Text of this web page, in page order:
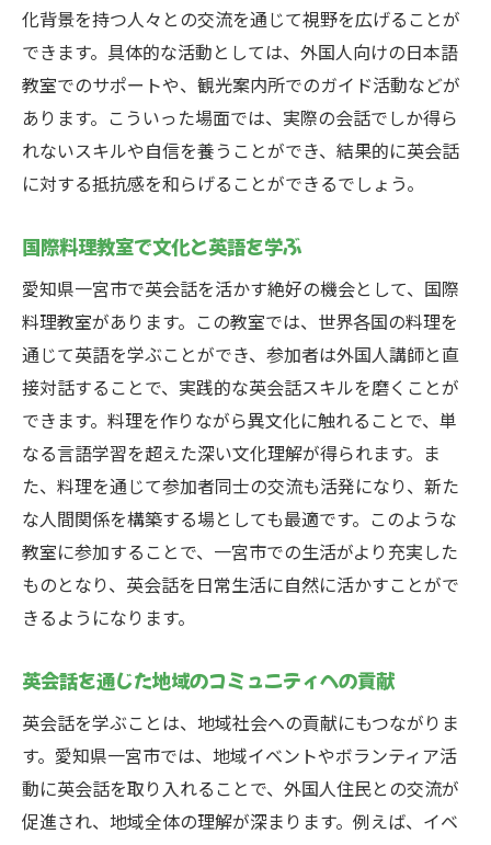
オンラインリソースを使った英会話スキル
アップ
外国語を学ぶ上でのモチベーション維持法
英会話がもたらす一宮市での異文化体験の魅力
異文化イベントに参加する楽しさ
外国人から学ぶ新しい生活習慣や価値観
英会話を通じた異文化に対する理解と共感
外国文化に触れる旅の計画と実行
英会話を通じた文化交流の成功例
一宮市で英会話を使い外国人と自然に交流する
コツ
初対面の外国人との打ち解け方
英会話で自信を持って会話するためのヒン
ト
文化的背景を考慮した会話アプローチ
英会話を使ったインフォーマルな交流術
異文化を尊重したコミュニケーションの重
要性
ク
化背景を持つ人々との交流を通じて視野を広げることが
できます。具体的な活動としては、外国人向けの日本語
教室でのサポートや、観光案内所でのガイド活動などが
あります。こういった場面では、実際の会話でしか得ら
れないスキルや自信を養うことができ、結果的に英会話
に対する抵抗感を和らげることができるでしょう。
国際料理教室で文化と英語を学ぶ
愛知県一宮市で英会話を活かす絶好の機会として、国際
料理教室があります。この教室では、世界各国の料理を
通じて英語を学ぶことができ、参加者は外国人講師と直
接対話することで、実践的な英会話スキルを磨くことが
できます。料理を作りながら異文化に触れることで、単
なる言語学習を超えた深い文化理解が得られます。ま
た、料理を通じて参加者同士の交流も活発になり、新た
な人間関係を構築する場としても最適です。このような
教室に参加することで、一宮市での生活がより充実した
ものとなり、英会話を日常生活に自然に活かすことがで
きるようになります。
英会話を通じた地域のコミュニティへの貢献
英会話を学ぶことは、地域社会への貢献にもつながりま
す。愛知県一宮市では、地域イベントやボランティア活
動に英会話を取り入れることで、外国人住民との交流が
促進され、地域全体の理解が深まります。例えば、イベ